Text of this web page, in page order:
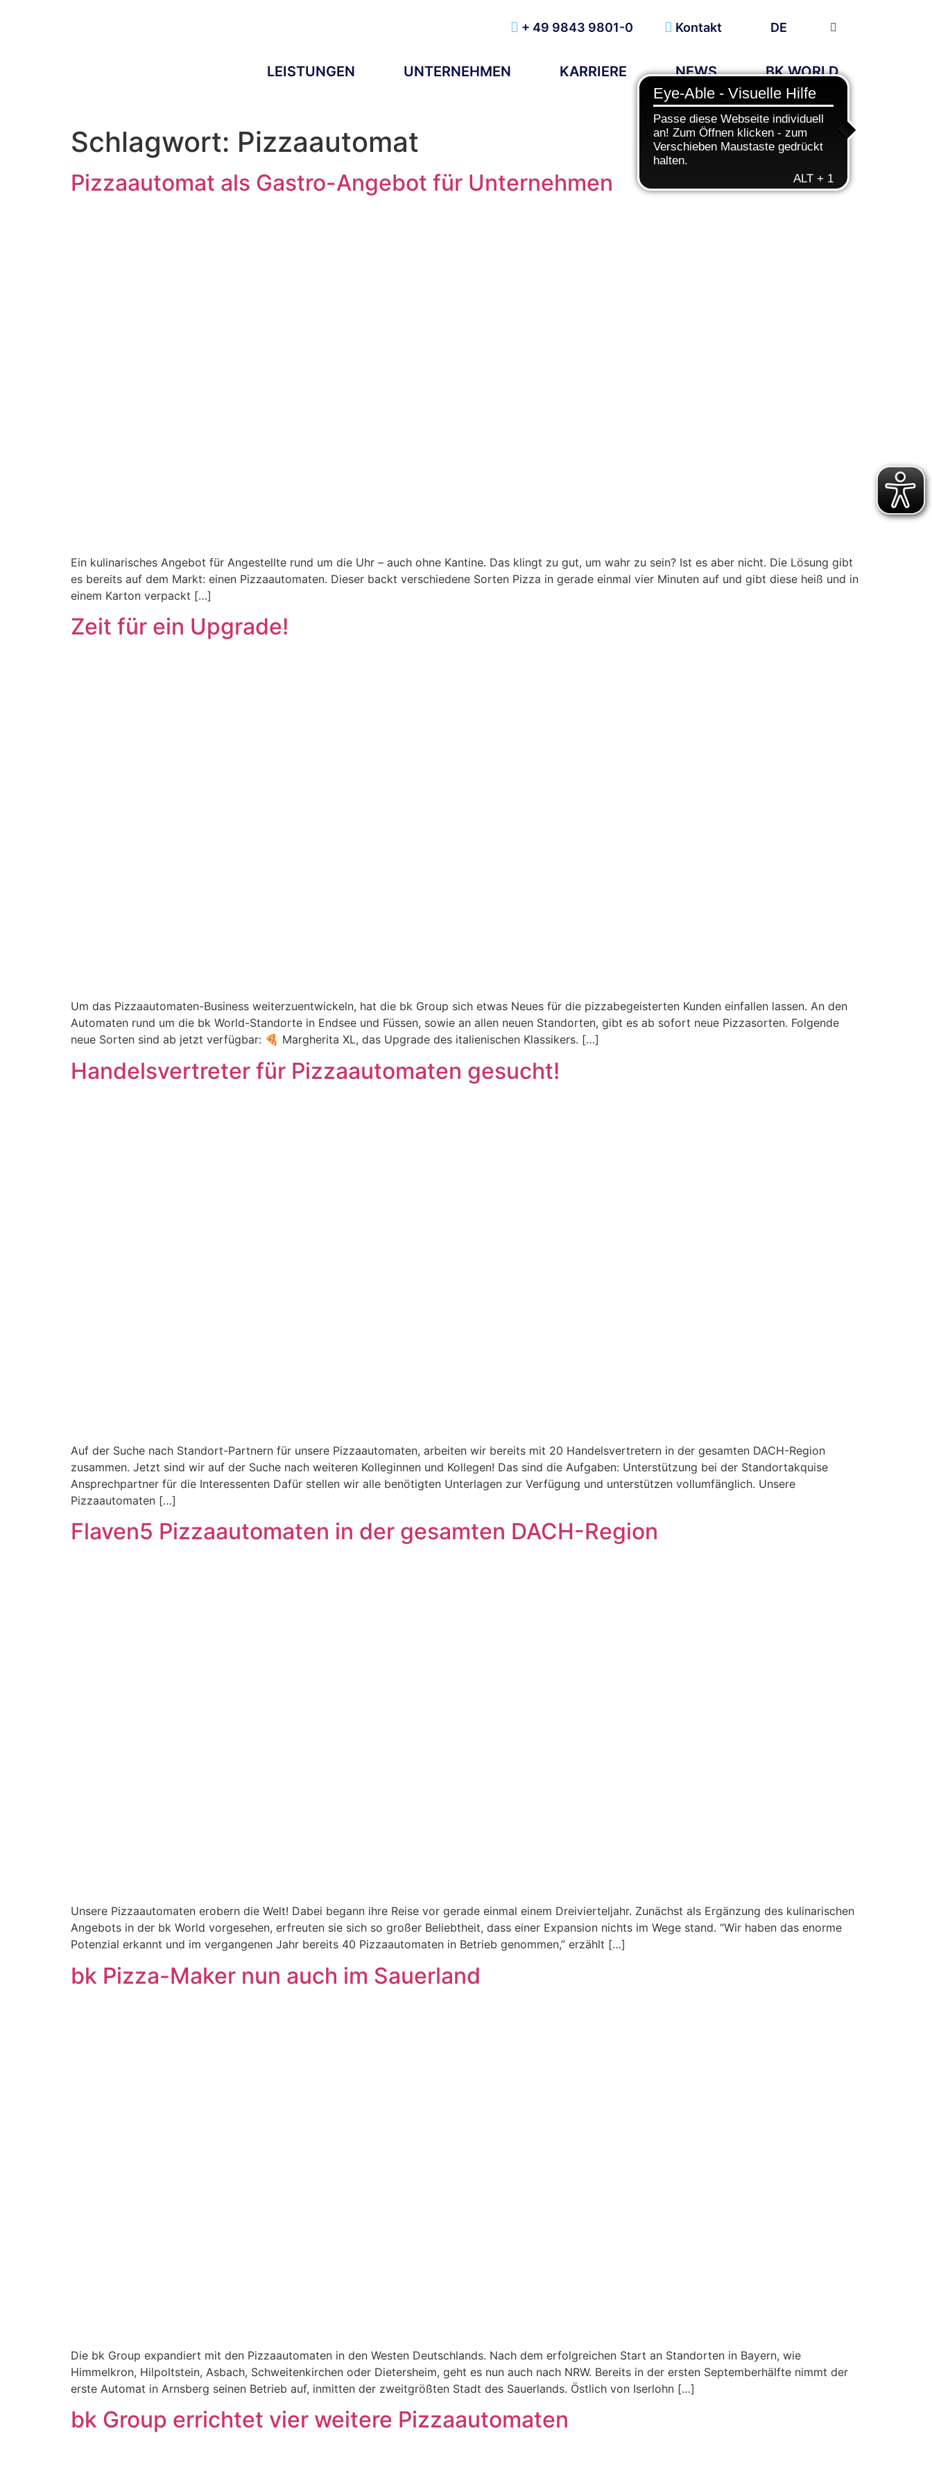
+ 49 9843 9801-0 Kontakt DE
LEISTUNGEN UNTERNEHMEN KARRIERE NEWS BK WORLD
Schlagwort: Pizzaautomat
Pizzaautomat als Gastro-Angebot für Unternehmen
Ein kulinarisches Angebot für Angestellte rund um die Uhr – auch ohne Kantine. Das klingt zu gut, um wahr zu sein? Ist es aber nicht. Die Lösung gibt
es bereits auf dem Markt: einen Pizzaautomaten. Dieser backt verschiedene Sorten Pizza in gerade einmal vier Minuten auf und gibt diese heiß und in
einem Karton verpackt […]
Zeit für ein Upgrade!
Um das Pizzaautomaten-Business weiterzuentwickeln, hat die bk Group sich etwas Neues für die pizzabegeisterten Kunden einfallen lassen. An den
Automaten rund um die bk World-Standorte in Endsee und Füssen, sowie an allen neuen Standorten, gibt es ab sofort neue Pizzasorten. Folgende
neue Sorten sind ab jetzt verfügbar: 🍕 Margherita XL, das Upgrade des italienischen Klassikers. […]
Handelsvertreter für Pizzaautomaten gesucht!
Auf der Suche nach Standort-Partnern für unsere Pizzaautomaten, arbeiten wir bereits mit 20 Handelsvertretern in der gesamten DACH-Region
zusammen. Jetzt sind wir auf der Suche nach weiteren Kolleginnen und Kollegen! Das sind die Aufgaben: Unterstützung bei der Standortakquise
Ansprechpartner für die Interessenten Dafür stellen wir alle benötigten Unterlagen zur Verfügung und unterstützen vollumfänglich. Unsere
Pizzaautomaten […]
Flaven5 Pizzaautomaten in der gesamten DACH-Region
Unsere Pizzaautomaten erobern die Welt! Dabei begann ihre Reise vor gerade einmal einem Dreivierteljahr. Zunächst als Ergänzung des kulinarischen
Angebots in der bk World vorgesehen, erfreuten sie sich so großer Beliebtheit, dass einer Expansion nichts im Wege stand. “Wir haben das enorme
Potenzial erkannt und im vergangenen Jahr bereits 40 Pizzaautomaten in Betrieb genommen,” erzählt […]
bk Pizza-Maker nun auch im Sauerland
Die bk Group expandiert mit den Pizzaautomaten in den Westen Deutschlands. Nach dem erfolgreichen Start an Standorten in Bayern, wie
Himmelkron, Hilpoltstein, Asbach, Schweitenkirchen oder Dietersheim, geht es nun auch nach NRW. Bereits in der ersten Septemberhälfte nimmt der
erste Automat in Arnsberg seinen Betrieb auf, inmitten der zweitgrößten Stadt des Sauerlands. Östlich von Iserlohn […]
bk Group errichtet vier weitere Pizzaautomaten